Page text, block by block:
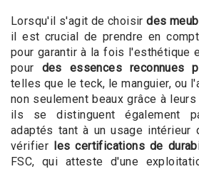
Lorsqu'il s'agit de choisirdes
il est crucial de prendre en
pour garantir à la fois l'esthétique
pour des essences reconnues
telles que le teck, le manguier, ou
non seulement beaux grâce à
ils se distinguent également
adaptés tant à un usage intérieur
vérifier les certifications de
FSC, qui atteste d'une